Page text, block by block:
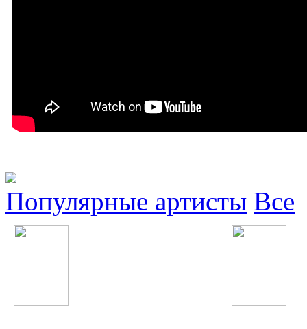
Популярные артисты Все